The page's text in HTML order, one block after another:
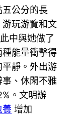
公分的長
玩游覽和文
中與她做了
能量衝擊得
靜。外出游
、休閑不雅
。文明辦
養 增加